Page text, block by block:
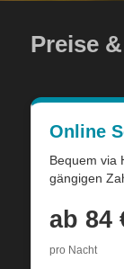
Preise
Online
Bequem via
gängigen
ab 84
pro Nacht